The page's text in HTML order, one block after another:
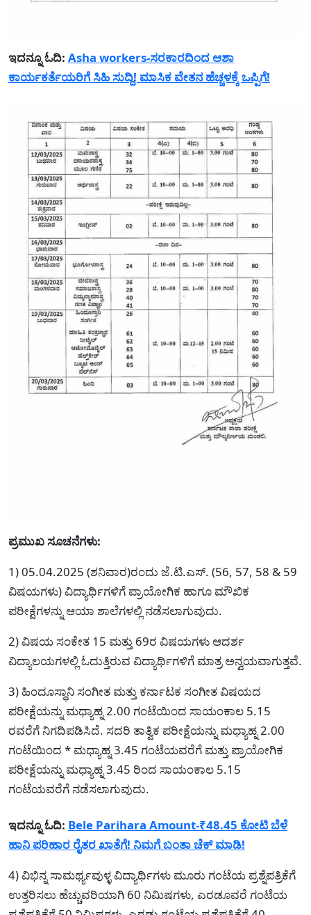
ಇದನ್ನೂ ಓದಿ: Asha workers-ಸರಕಾರದಿಂದ ಆಶಾ
ಕಾರ್ಯಕರ್ತೆಯರಿಗೆ ಸಿಹಿ ಸುದ್ದಿ! ಮಾಸಿಕ ವೇತನ ಹೆಚ್ಚಳಕ್ಕೆ ಒಪ್ಪಿಗೆ!
ಪ್ರಮುಖ ಸೂಚನೆಗಳು:
1) 05.04.2025 (ಶನಿವಾರ)ರಂದು ಜೆ.ಟಿ.ಎಸ್. (56, 57, 58 & 59
ವಿಷಯಗಳು) ವಿದ್ಯಾರ್ಥಿಗಳಿಗೆ ಪ್ರಾಯೋಗಿಕ ಹಾಗೂ ಮೌಖಿಕ
ಪರೀಕ್ಷೆಗಳನ್ನು ಆಯಾ ಶಾಲೆಗಳಲ್ಲಿ ನಡೆಸಲಾಗುವುದು.
2) ವಿಷಯ ಸಂಕೇತ 15 ಮತ್ತು 69ರ ವಿಷಯಗಳು ಆದರ್ಶ
ವಿದ್ಯಾಲಯಗಳಲ್ಲಿ ಓದುತ್ತಿರುವ ವಿದ್ಯಾರ್ಥಿಗಳಿಗೆ ಮಾತ್ರ ಅನ್ವಯವಾಗುತ್ತವೆ.
3) ಹಿಂದೂಸ್ಥಾನಿ ಸಂಗೀತ ಮತ್ತು ಕರ್ನಾಟಕ ಸಂಗೀತ ವಿಷಯದ
ಪರೀಕ್ಷೆಯನ್ನು ಮಧ್ಯಾಹ್ನ 2.00 ಗಂಟೆಯಿಂದ ಸಾಯಂಕಾಲ 5.15
ರವರೆಗೆ ನಿಗದಿಪಡಿಸಿದೆ. ಸದರಿ ತಾತ್ವಿಕ ಪರೀಕ್ಷೆಯನ್ನು ಮಧ್ಯಾಹ್ನ 2.00
ಗಂಟೆಯಿಂದ * ಮಧ್ಯಾಹ್ನ 3.45 ಗಂಟೆಯವರೆಗೆ ಮತ್ತು ಪ್ರಾಯೋಗಿಕ
ಪರೀಕ್ಷೆಯನ್ನು ಮಧ್ಯಾಹ್ನ 3.45 ರಿಂದ ಸಾಯಂಕಾಲ 5.15
ಗಂಟೆಯವರೆಗೆ ನಡೆಸಲಾಗುವುದು.
ಇದನ್ನೂ ಓದಿ: Bele Parihara Amount-₹48.45 ಕೋಟಿ ಬೆಳೆ
ಹಾನಿ ಪರಿಹಾರ ರೈತರ ಖಾತೆಗೆ! ನಿಮಗೆ ಬಂತಾ ಚೆಕ್ ಮಾಡಿ!
4) ವಿಭಿನ್ನ ಸಾಮರ್ಥ್ಯವುಳ್ಳ ವಿದ್ಯಾರ್ಥಿಗಳು ಮೂರು ಗಂಟೆಯ ಪ್ರಶ್ನೆಪತ್ರಿಕೆಗೆ
ಉತ್ತರಿಸಲು ಹೆಚ್ಚುವರಿಯಾಗಿ 60 ನಿಮಿಷಗಳು, ಎರಡೂವರೆ ಗಂಟೆಯ